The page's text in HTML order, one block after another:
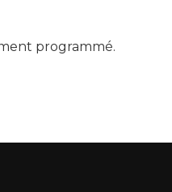
programmé.